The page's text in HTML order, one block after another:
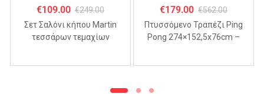
€109.00 €249.00
Σετ Σαλόνι κήπου Martin
τεσσάρων τεμαχίων
€179.00 €562.00
Πτυσσόμενo Τραπέζι Ping
Pong 274×152,5x76cm –